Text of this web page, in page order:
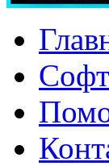
Софт